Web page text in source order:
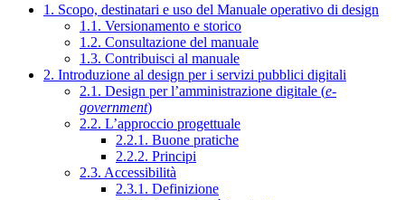
1. Scopo, destinatari e uso del Manuale operativo di design
1.1. Versionamento e storico
1.2. Consultazione del manuale
1.3. Contribuisci al manuale
2. Introduzione al design per i servizi pubblici digitali
2.1. Design per l’amministrazione digitale (e-
government)
2.2. L’approccio progettuale
2.2.1. Buone pratiche
2.2.2. Principi
2.3. Accessibilità
2.3.1. Definizione